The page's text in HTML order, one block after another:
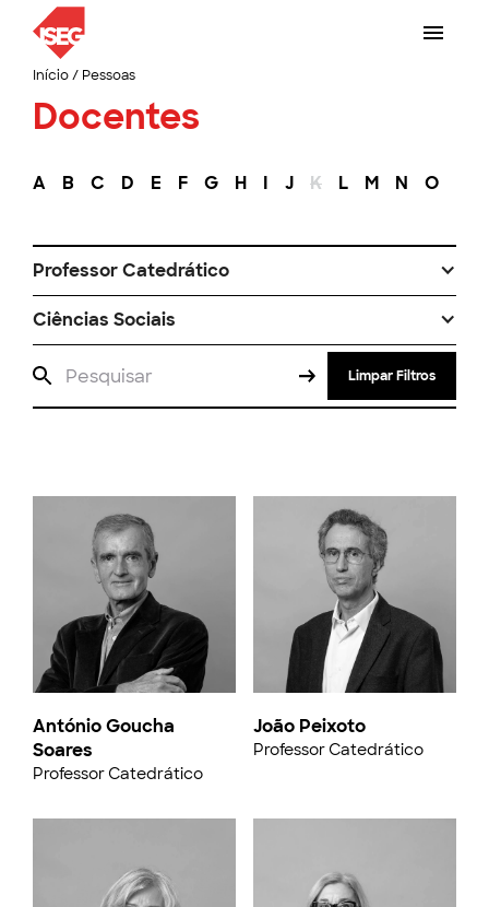
Início/ Pessoas
Docentes
A B C D E F G H I J K L M N O
Professor Catedrático
Ciências Sociais
Limpar Filtros
António Goucha
Soares
Professor Catedrático
João Peixoto
Professor Catedrático